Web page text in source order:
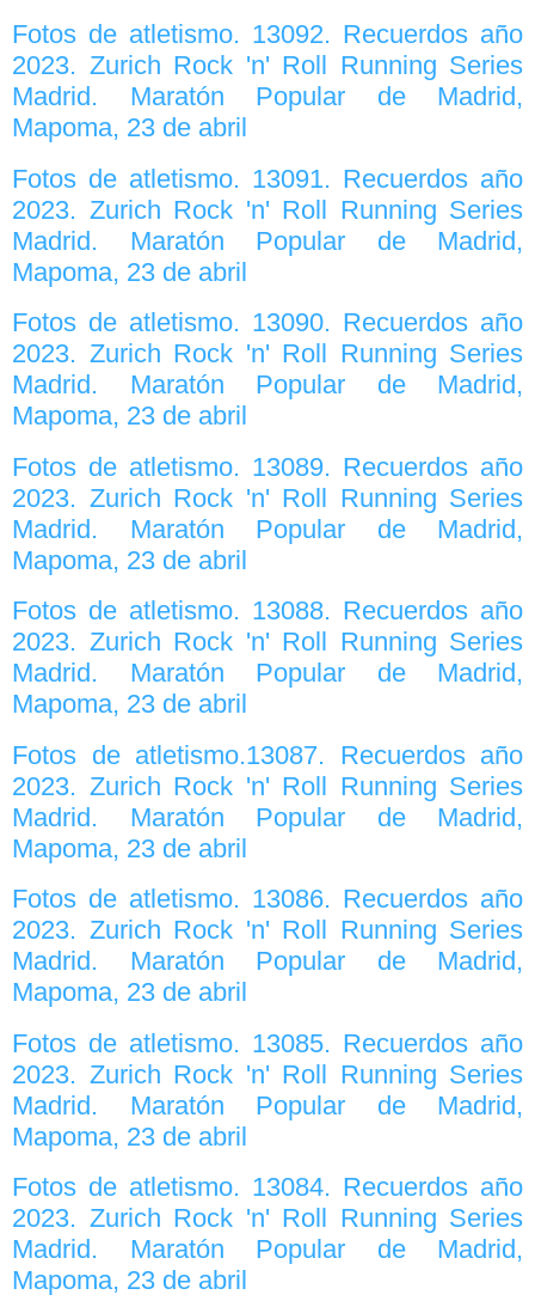
Fotos de atletismo. 13092. Recuerdos año
2023. Zurich Rock 'n' Roll Running Series
Madrid. Maratón Popular de Madrid,
Mapoma, 23 de abril
Fotos de atletismo. 13091. Recuerdos año
2023. Zurich Rock 'n' Roll Running Series
Madrid. Maratón Popular de Madrid,
Mapoma, 23 de abril
Fotos de atletismo. 13090. Recuerdos año
2023. Zurich Rock 'n' Roll Running Series
Madrid. Maratón Popular de Madrid,
Mapoma, 23 de abril
Fotos de atletismo. 13089. Recuerdos año
2023. Zurich Rock 'n' Roll Running Series
Madrid. Maratón Popular de Madrid,
Mapoma, 23 de abril
Fotos de atletismo. 13088. Recuerdos año
2023. Zurich Rock 'n' Roll Running Series
Madrid. Maratón Popular de Madrid,
Mapoma, 23 de abril
Fotos de atletismo.13087. Recuerdos año
2023. Zurich Rock 'n' Roll Running Series
Madrid. Maratón Popular de Madrid,
Mapoma, 23 de abril
Fotos de atletismo. 13086. Recuerdos año
2023. Zurich Rock 'n' Roll Running Series
Madrid. Maratón Popular de Madrid,
Mapoma, 23 de abril
Fotos de atletismo. 13085. Recuerdos año
2023. Zurich Rock 'n' Roll Running Series
Madrid. Maratón Popular de Madrid,
Mapoma, 23 de abril
Fotos de atletismo. 13084. Recuerdos año
2023. Zurich Rock 'n' Roll Running Series
Madrid. Maratón Popular de Madrid,
Mapoma, 23 de abril